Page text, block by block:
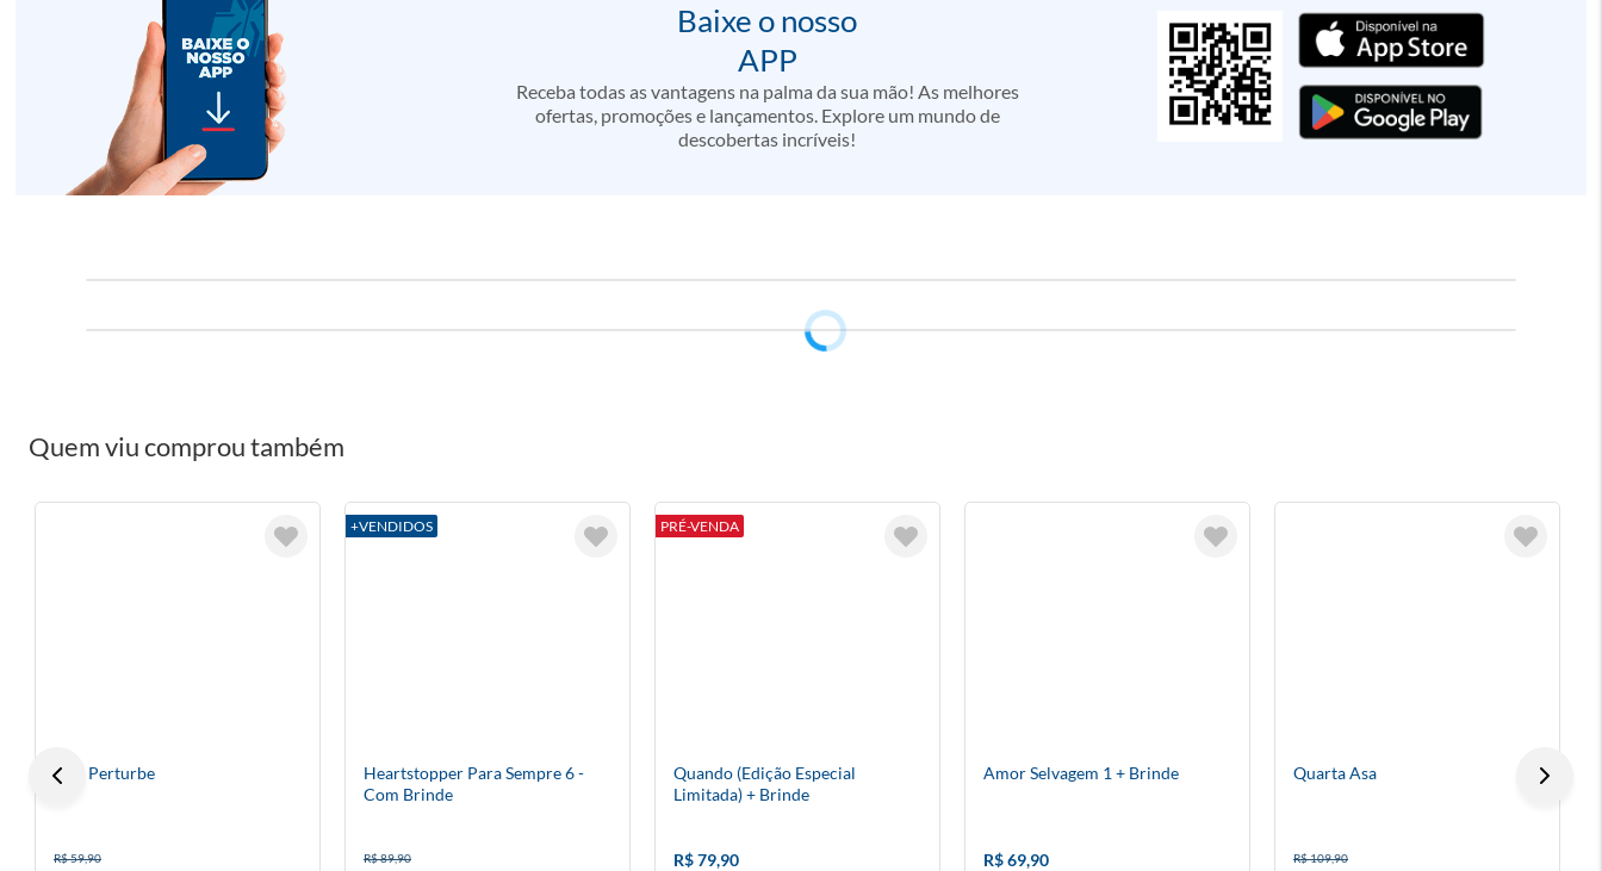
Baixe o nosso
APP
Receba todas as vantagens na palma da sua mão! As melhores
ofertas, promoções e lançamentos. Explore um mundo de
descobertas incríveis!
Quem viu comprou também
Não Perturbe
R$ 59,90
+VENDIDOS
Heartstopper Para Sempre 6 -
Com Brinde
R$ 89,90
PRÉ-VENDA
Quando (Edição Especial
Limitada) + Brinde
R$ 79,90
Amor Selvagem 1 + Brinde
R$ 69,90
Quarta Asa
R$ 109,90